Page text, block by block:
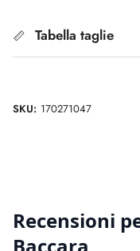
Tabella taglie
SKU: 170271047